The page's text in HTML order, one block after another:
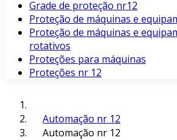
Grade de proteção nr12
Proteção de máquinas e
Proteção de máquinas e
rotativos
Proteções para máquinas
Proteções nr 12
Automação nr 12
Automação nr 12